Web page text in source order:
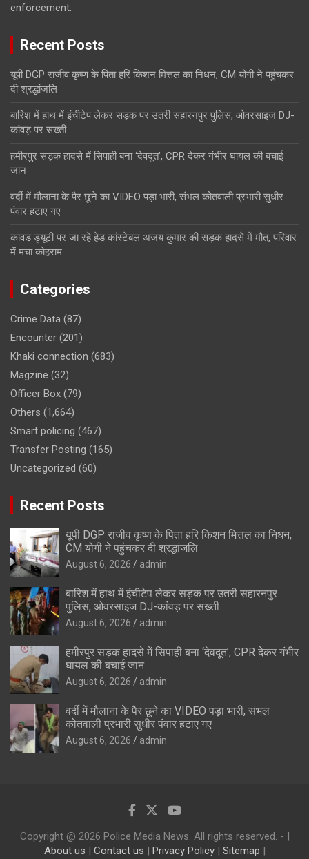
enforcement.
Recent Posts
यूपी DGP राजीव कृष्ण के पिता हरि किशन मित्तल का निधन, CM योगी ने पहुंचकर
दी श्रद्धांजलि
बारिश में हाथ में इंचीटेप लेकर सड़क पर उतरी सहारनपुर पुलिस, ओवरसाइज DJ-
कांवड़ पर सख्ती
हमीरपुर सड़क हादसे में सिपाही बना ‘देवदूत’, CPR देकर गंभीर घायल की बचाई
जान
वर्दी में मौलाना के पैर छूने का VIDEO पड़ा भारी, संभल कोतवाली प्रभारी सुधीर
पंवार हटाए गए
कांवड़ ड्यूटी पर जा रहे हेड कांस्टेबल अजय कुमार की सड़क हादसे में मौत, परिवार
में मचा कोहराम
Categories
Crime Data (87)
Encounter (201)
Khaki connection (683)
Magzine (32)
Officer Box (79)
Others (1,664)
Smart policing (467)
Transfer Posting (165)
Uncategorized (60)
Recent Posts
यूपी DGP राजीव कृष्ण के पिता हरि किशन मित्तल का निधन,
CM योगी ने पहुंचकर दी श्रद्धांजलि
August 6, 2026 admin
बारिश में हाथ में इंचीटेप लेकर सड़क पर उतरी सहारनपुर
पुलिस, ओवरसाइज DJ-कांवड़ पर सख्ती
August 6, 2026 admin
हमीरपुर सड़क हादसे में सिपाही बना ‘देवदूत’, CPR देकर गंभीर
घायल की बचाई जान
August 6, 2026 admin
वर्दी में मौलाना के पैर छूने का VIDEO पड़ा भारी, संभल
कोतवाली प्रभारी सुधीर पंवार हटाए गए
August 6, 2026 admin
Copyright @ 2026 Police Media News. All rights reserved. - |
About us | Contact us | Privacy Policy| Sitemap |